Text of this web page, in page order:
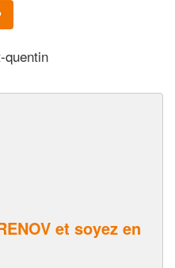
quentin
et soyez en